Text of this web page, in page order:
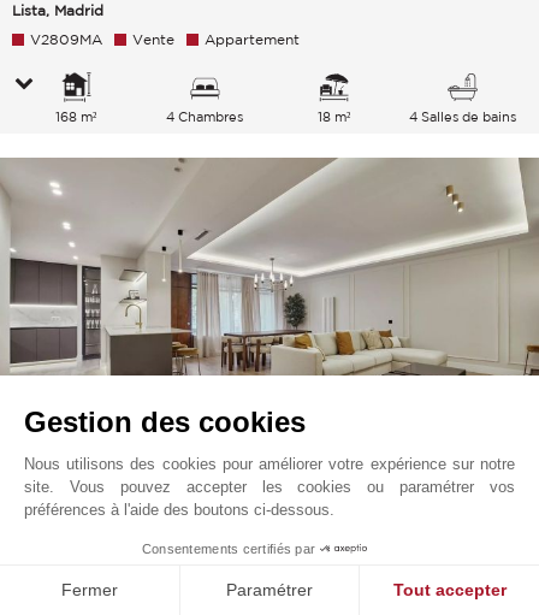
Lista, Madrid
V2809MA Vente Appartement
168 m² 4 Chambres 18 m² 4 Salles de bains
Barrio Salamanca
Castellana, Madrid
2 049 000 EUR
Vente Appartement
Gestion des cookies
Nous utilisons des cookies pour améliorer votre expérience sur notre
site. Vous pouvez accepter les cookies ou paramétrer vos
préférences à l'aide des boutons ci-dessous.
Consentements certifiés par
Fermer Paramétrer Tout accepter